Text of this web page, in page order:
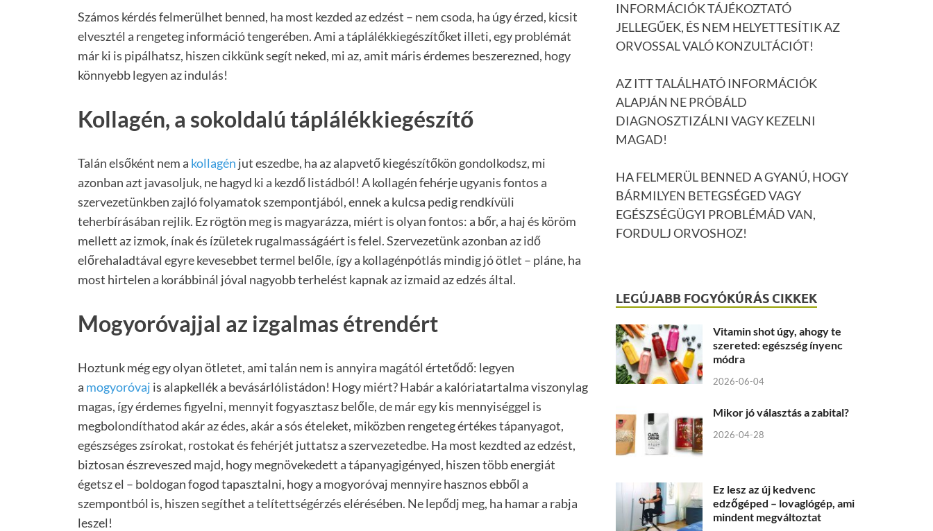
Számos kérdés felmerülhet benned, ha most kezded az edzést – nem csoda, ha úgy érzed, kicsit
elvesztél a rengeteg információ tengerében. Ami a táplálékkiegészítőket illeti, egy problémát
már ki is pipálhatsz, hiszen cikkünk segít neked, mi az, amit máris érdemes beszerezned, hogy
könnyebb legyen az indulás!
Kollagén, a sokoldalú táplálékkiegészítő
Talán elsőként nem a kollagén jut eszedbe, ha az alapvető kiegészítőkön gondolkodsz, mi
azonban azt javasoljuk, ne hagyd ki a kezdő listádból! A kollagén fehérje ugyanis fontos a
szervezetünkben zajló folyamatok szempontjából, ennek a kulcsa pedig rendkívüli
teherbírásában rejlik. Ez rögtön meg is magyarázza, miért is olyan fontos: a bőr, a haj és köröm
mellett az izmok, ínak és ízületek rugalmasságáért is felel. Szervezetünk azonban az idő
előrehaladtával egyre kevesebbet termel belőle, így a kollagénpótlás mindig jó ötlet – pláne, ha
most hirtelen a korábbinál jóval nagyobb terhelést kapnak az izmaid az edzés által.
Mogyoróvajjal az izgalmas étrendért
Hoztunk még egy olyan ötletet, ami talán nem is annyira magától értetődő: legyen
a mogyoróvaj is alapkellék a bevásárlólistádon! Hogy miért? Habár a kalóriatartalma viszonylag
magas, így érdemes figyelni, mennyit fogyasztasz belőle, de már egy kis mennyiséggel is
megbolondíthatod akár az édes, akár a sós ételeket, miközben rengeteg értékes tápanyagot,
egészséges zsírokat, rostokat és fehérjét juttatsz a szervezetedbe. Ha most kezdted az edzést,
biztosan észreveszed majd, hogy megnövekedett a tápanyagigényed, hiszen több energiát
égetsz el – boldogan fogod tapasztalni, hogy a mogyoróvaj mennyire hasznos ebből a
szempontból is, hiszen segíthet a telítettségérzés elérésében. Ne lepődj meg, ha hamar a rabja
leszel!
INFORMÁCIÓK TÁJÉKOZTATÓ
JELLEGŰEK, ÉS NEM HELYETTESÍTIK AZ
ORVOSSAL VALÓ KONZULTÁCIÓT!
AZ ITT TALÁLHATÓ INFORMÁCIÓK
ALAPJÁN NE PRÓBÁLD
DIAGNOSZTIZÁLNI VAGY KEZELNI
MAGAD!
HA FELMERÜL BENNED A GYANÚ, HOGY
BÁRMILYEN BETEGSÉGED VAGY
EGÉSZSÉGÜGYI PROBLÉMÁD VAN,
FORDULJ ORVOSHOZ!
LEGÚJABB FOGYÓKÚRÁS CIKKEK
Vitamin shot úgy, ahogy te
szereted: egészség ínyenc
módra
2026-06-04
Mikor jó választás a zabital?
2026-04-28
Ez lesz az új kedvenc
edzőgéped – lovaglógép, ami
mindent megváltoztat